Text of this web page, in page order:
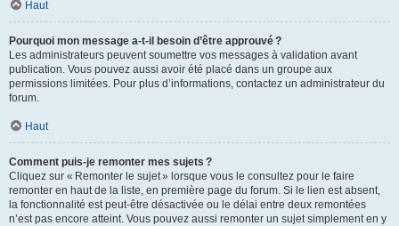
Haut
Pourquoi mon message a-t-il besoin d’être approuvé ?
Les administrateurs peuvent soumettre vos messages à validation avant
publication. Vous pouvez aussi avoir été placé dans un groupe aux
permissions limitées. Pour plus d’informations, contactez un administrateur du
forum.
Haut
Comment puis-je remonter mes sujets ?
Cliquez sur « Remonter le sujet » lorsque vous le consultez pour le faire
remonter en haut de la liste, en première page du forum. Si le lien est absent,
la fonctionnalité est peut-être désactivée ou le délai entre deux remontées
n’est pas encore atteint. Vous pouvez aussi remonter un sujet simplement en y